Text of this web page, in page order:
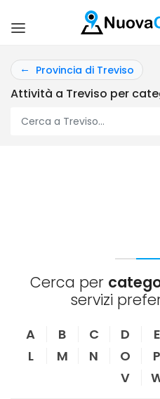
Provincia di Treviso
Attività a Treviso per
Cerca per
servizi
A B C D E
L
M N O P
V